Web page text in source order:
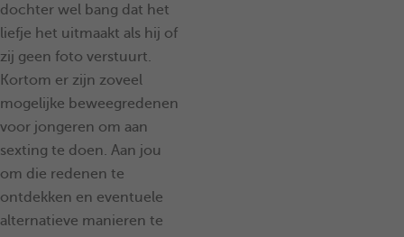
dochter wel bang dat het
liefje het uitmaakt als hij of
zij geen foto verstuurt.
Kortom er zijn zoveel
mogelijke beweegredenen
voor jongeren om aan
sexting te doen. Aan jou
om die redenen te
ontdekken en eventuele
alternatieve manieren te